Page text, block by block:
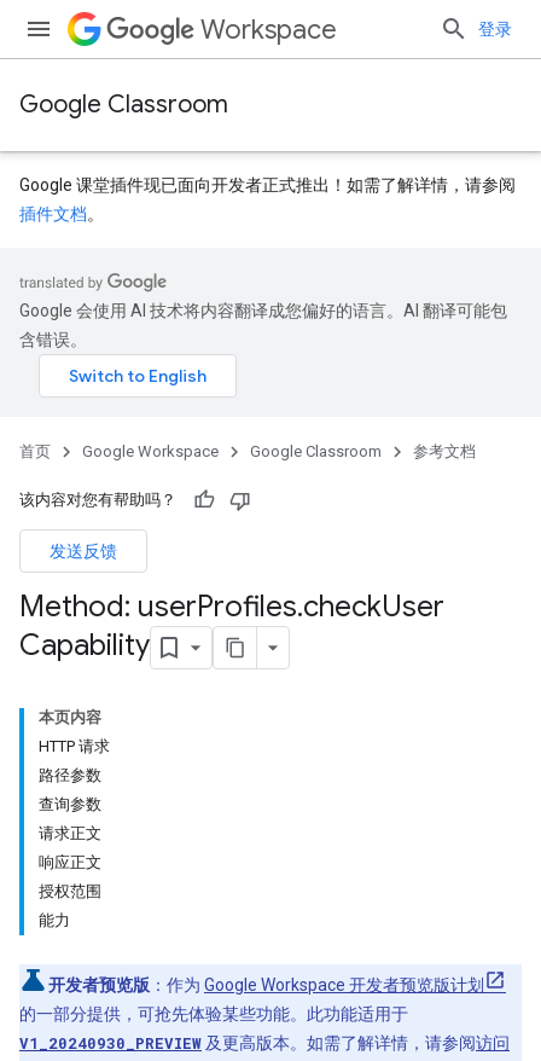
Workspace 登录
Google Classroom
Google 课堂插件现已面向开发者正式推出！如需了解详情，请参阅
插件文档。
Google 会使用 AI 技术将内容翻译成您偏好的语言。AI 翻译可能包
含错误。
首页 Google Workspace Google Classroom 参考文档
该内容对您有帮助吗？
发送反馈
Method: userProfiles.checkUser
Capability
本页内容
HTTP 请求
路径参数
查询参数
请求正文
响应正文
授权范围
能力
开发者预览版 ：作为 Google Workspace 开发者预览版计划
的一部分提供，可抢先体验某些功能。此功能适用于
V1_20240930_PREVIEW 及更高版本。如需了解详情，请参阅访问